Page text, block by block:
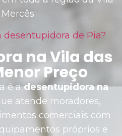
de Pia?
na Vila das
Preço
é adesentupidora na
atende moradores,
comerciais com
próprios e